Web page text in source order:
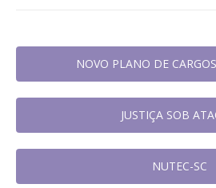
NOVO PLANO DE
JUSTIÇA SOB
NUTEC-SC